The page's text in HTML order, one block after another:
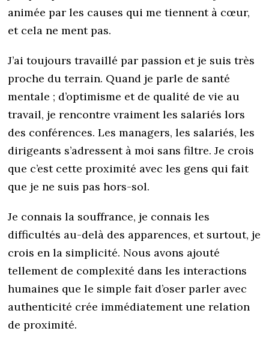
animée par les causes qui me tiennent à cœur,
et cela ne ment pas.
J’ai toujours travaillé par passion et je suis très
proche du terrain. Quand je parle de santé
mentale ; d’optimisme et de qualité de vie au
travail, je rencontre vraiment les salariés lors
des conférences. Les managers, les salariés, les
dirigeants s’adressent à moi sans filtre. Je crois
que c’est cette proximité avec les gens qui fait
que je ne suis pas hors-sol.
Je connais la souffrance, je connais les
difficultés au-delà des apparences, et surtout, je
crois en la simplicité. Nous avons ajouté
tellement de complexité dans les interactions
humaines que le simple fait d’oser parler avec
authenticité crée immédiatement une relation
de proximité.